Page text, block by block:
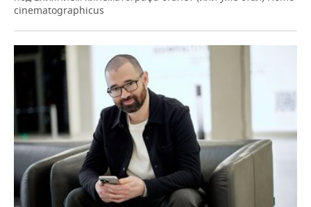
cinematographicus